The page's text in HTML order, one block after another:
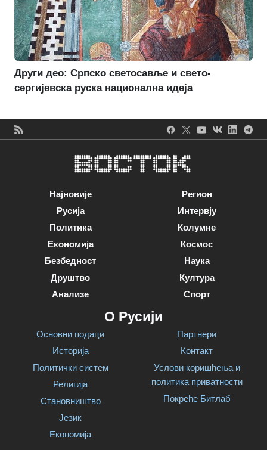
Други део: Српско светосавље и свето-
сергијевска руска национална идеја
Најновије
Русија
Политика
Економија
Безбедност
Друштво
Анализе
Регион
Интервју
Колумне
Космос
Наука
Култура
Спорт
О Русији
Основни подаци
Историја
Политички систем
Религија
Становништво
Језик
Економија
Партнери
Контакт
Услови коришћења и
политика приватности
Покреће Битлаб